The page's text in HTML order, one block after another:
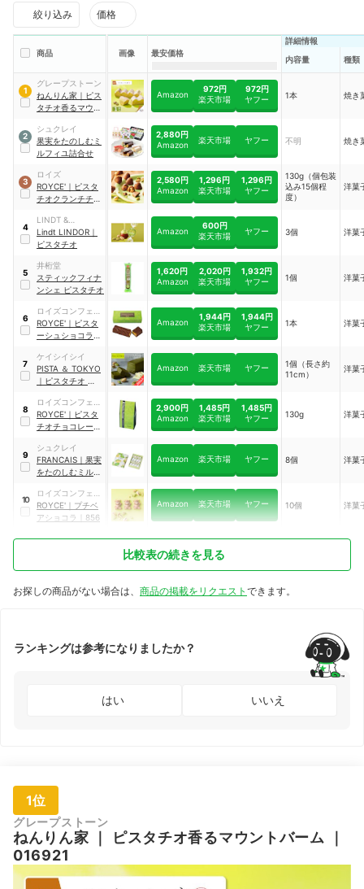
絞り込み 価格
商品 画像 最安価格
詳細情報
内容量
種類
1
グレープストーン
ねんりん家 ｜ ピス
タチオ香るマウン
016921
Amazon
972円
楽天市場
972円
ヤフー
1本 焼き
2
シュクレイ
果実をたのしむミ
ルフィユ詰合せ
2,880円
Amazon
楽天市場 ヤフー 不明 焼き
3
ロイズ
ROYCE' ｜ ピスタ
チオクランチチョ
2,580円
Amazon
1,296円
楽天市場
1,296円
ヤフー
130g（個包装
込み15個程
度）
洋菓
4
LINDT &
SPRUNGLI
Lindt LINDOR ｜
ピスタチオ
Amazon
600円
楽天市場
ヤフー 3個 洋菓
5
井桁堂
スティックフィナ
ンシェ ピスタチオ
1,620円
Amazon
2,020円
楽天市場
1,932円
ヤフー
1個 洋菓
6
ロイズコンフェク
ト
ROYCE' ｜ ピスタ
ーシュショコラ
Amazon
1,944円
楽天市場
1,944円
ヤフー
1本 洋菓
7
ケイシイシイ
PISTA ＆ TOKYO
｜ ピスタチオ ショ
Amazon 楽天市場 ヤフー
1個（長さ約
11cm）
洋菓
8
ロイズコンフェク
ト
ROYCE' ｜ ピスタ
チオチョコレート
2,900円
Amazon
1,485円
楽天市場
1,485円
ヤフー
130g 洋菓
9
シュクレイ
FRANCAIS ｜ 果実
をたのしむミルフ
fr03108
Amazon 楽天市場 ヤフー 8個 洋菓
10
ロイズコンフェク
ト
ROYCE' ｜ プチベ
アショコラ
856
Amazon 楽天市場 ヤフー 10個 洋菓
比較表の続きを見る
お探しの商品がない場合は、 商品の掲載をリクエスト できます。
ランキングは参考になりましたか？
はい いいえ
1位
グレープストーン
ねんりん家 ｜ ピスタチオ香るマウントバーム ｜
016921